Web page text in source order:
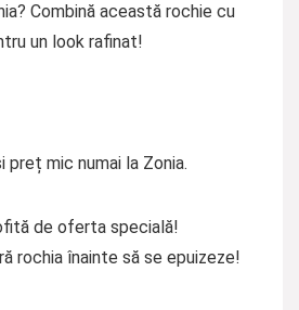
Combină această rochie cu
un look rafinat!
mic numai la Zonia.
de oferta specială!
rochia înainte să se epuizeze!